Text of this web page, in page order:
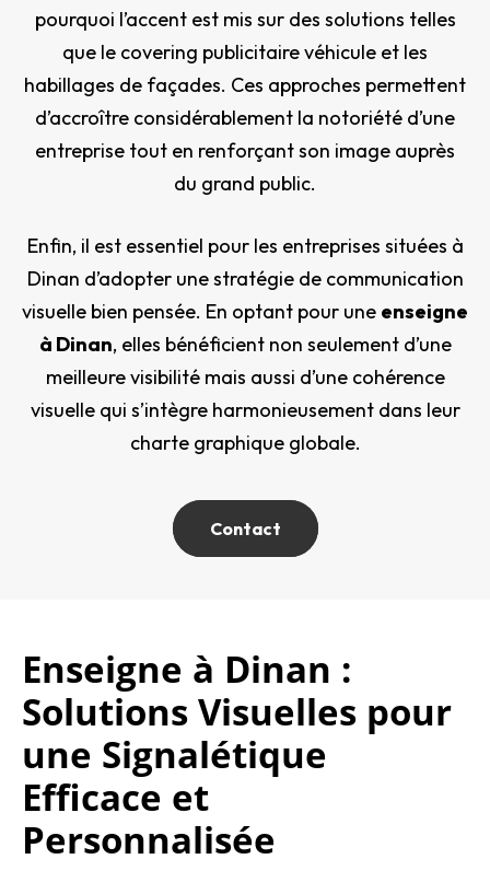
pourquoi l’accent est mis sur des solutions telles
que le covering publicitaire véhicule et les
habillages de façades. Ces approches permettent
d’accroître considérablement la notoriété d’une
entreprise tout en renforçant son image auprès
du grand public.
Enfin, il est essentiel pour les entreprises situées à
Dinan d’adopter une stratégie de communication
visuelle bien pensée. En optant pour une enseigne
à Dinan, elles bénéficient non seulement d’une
meilleure visibilité mais aussi d’une cohérence
visuelle qui s’intègre harmonieusement dans leur
charte graphique globale.
Contact
Enseigne à Dinan :
Solutions Visuelles pour
une Signalétique
Efficace et
Personnalisée